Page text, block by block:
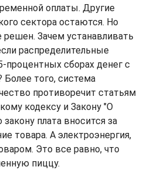
оплаты. Другие
сектора остаются. Но
решен. Зачем устанавливать
распределительные
процентных сборах денег с
того, система
противоречит статьям
кодексу и Закону "О
плата вносится за
товара. А электроэнергия,
Это все равно, что
пиццу.